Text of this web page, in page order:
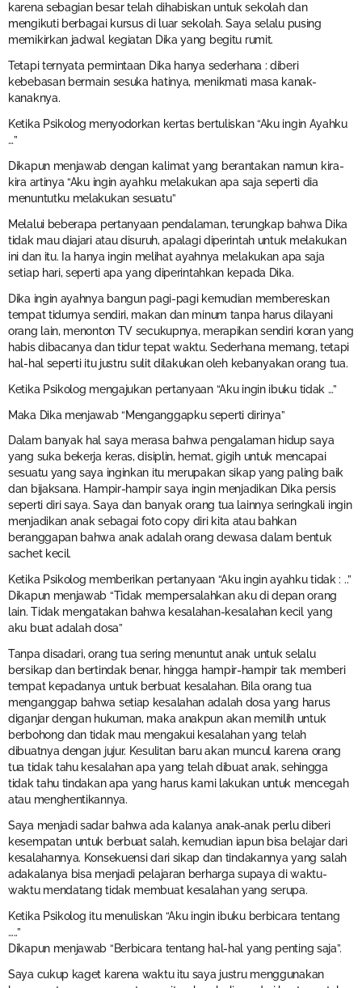
karena sebagian besar telah dihabiskan untuk sekolah dan
mengikuti berbagai kursus di luar sekolah. Saya selalu pusing
memikirkan jadwal kegiatan Dika yang begitu rumit.
Tetapi ternyata permintaan Dika hanya sederhana : diberi
kebebasan bermain sesuka hatinya, menikmati masa kanak-
kanaknya.
Ketika Psikolog menyodorkan kertas bertuliskan “Aku ingin Ayahku
…”
Dikapun menjawab dengan kalimat yang berantakan namun kira-
kira artinya “Aku ingin ayahku melakukan apa saja seperti dia
menuntutku melakukan sesuatu”
Melalui beberapa pertanyaan pendalaman, terungkap bahwa Dika
tidak mau diajari atau disuruh, apalagi diperintah untuk melakukan
ini dan itu. Ia hanya ingin melihat ayahnya melakukan apa saja
setiap hari, seperti apa yang diperintahkan kepada Dika.
Dika ingin ayahnya bangun pagi-pagi kemudian membereskan
tempat tidurnya sendiri, makan dan minum tanpa harus dilayani
orang lain, menonton TV secukupnya, merapikan sendiri koran yang
habis dibacanya dan tidur tepat waktu. Sederhana memang, tetapi
hal-hal seperti itu justru sulit dilakukan oleh kebanyakan orang tua.
Ketika Psikolog mengajukan pertanyaan “Aku ingin ibuku tidak …”
Maka Dika menjawab “Menganggapku seperti dirinya”
Dalam banyak hal saya merasa bahwa pengalaman hidup saya
yang suka bekerja keras, disiplin, hemat, gigih untuk mencapai
sesuatu yang saya inginkan itu merupakan sikap yang paling baik
dan bijaksana. Hampir-hampir saya ingin menjadikan Dika persis
seperti diri saya. Saya dan banyak orang tua lainnya seringkali ingin
menjadikan anak sebagai foto copy diri kita atau bahkan
beranggapan bahwa anak adalah orang dewasa dalam bentuk
sachet kecil.
Ketika Psikolog memberikan pertanyaan “Aku ingin ayahku tidak : ..”
Dikapun menjawab “Tidak mempersalahkan aku di depan orang
lain. Tidak mengatakan bahwa kesalahan-kesalahan kecil yang
aku buat adalah dosa”
Tanpa disadari, orang tua sering menuntut anak untuk selalu
bersikap dan bertindak benar, hingga hampir-hampir tak memberi
tempat kepadanya untuk berbuat kesalahan. Bila orang tua
menganggap bahwa setiap kesalahan adalah dosa yang harus
diganjar dengan hukuman, maka anakpun akan memilih untuk
berbohong dan tidak mau mengakui kesalahan yang telah
dibuatnya dengan jujur. Kesulitan baru akan muncul karena orang
tua tidak tahu kesalahan apa yang telah dibuat anak, sehingga
tidak tahu tindakan apa yang harus kami lakukan untuk mencegah
atau menghentikannya.
Saya menjadi sadar bahwa ada kalanya anak-anak perlu diberi
kesempatan untuk berbuat salah, kemudian iapun bisa belajar dari
kesalahannya. Konsekuensi dari sikap dan tindakannya yang salah
adakalanya bisa menjadi pelajaran berharga supaya di waktu-
waktu mendatang tidak membuat kesalahan yang serupa.
Ketika Psikolog itu menuliskan “Aku ingin ibuku berbicara tentang
…..”
Dikapun menjawab “Berbicara tentang hal-hal yang penting saja”.
Saya cukup kaget karena waktu itu saya justru menggunakan